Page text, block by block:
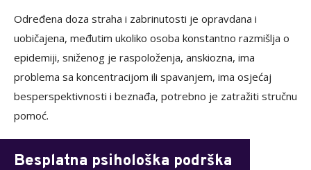
Određena doza straha i zabrinutosti je opravdana i
uobičajena, međutim ukoliko osoba konstantno razmišlja o
epidemiji, sniženog je raspoloženja, anskiozna, ima
problema sa koncentracijom ili spavanjem, ima osjećaj
besperspektivnosti i beznađa, potrebno je zatražiti stručnu
pomoć.
Besplatna psihološka podrška